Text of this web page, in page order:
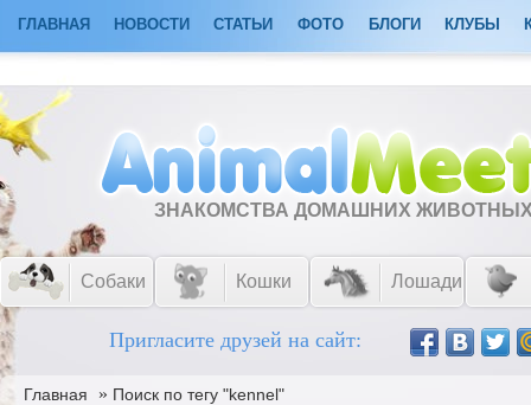
ГЛАВНАЯ НОВОСТИ СТАТЬИ ФОТО БЛОГИ КЛУБЫ
ЗНАКОМСТВА ДОМАШНИХ
Собаки Кошки Лошади
Пригласите друзей на сайт:
Главная » Поиск по тегу "kennel"